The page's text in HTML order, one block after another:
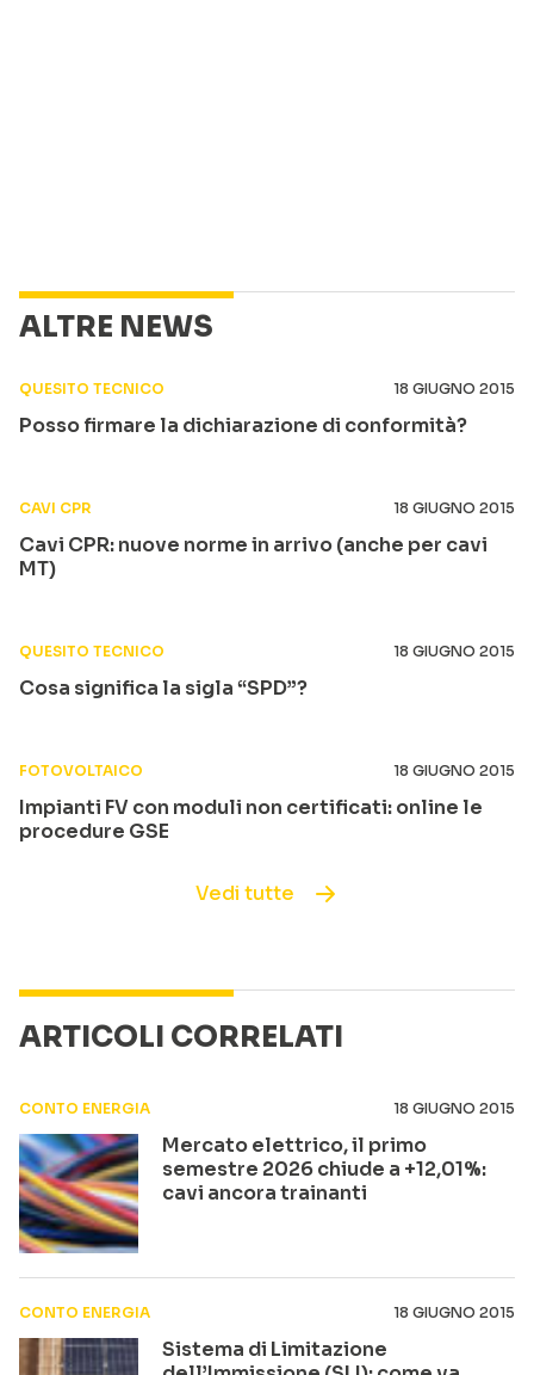
ALTRE NEWS
QUESITO TECNICO 18 GIUGNO 2015
Posso firmare la dichiarazione di conformità?
CAVI CPR 18 GIUGNO 2015
Cavi CPR: nuove norme in arrivo (anche per cavi
MT)
QUESITO TECNICO 18 GIUGNO 2015
Cosa significa la sigla “SPD”?
FOTOVOLTAICO 18 GIUGNO 2015
Impianti FV con moduli non certificati: online le
procedure GSE
Vedi tutte
ARTICOLI CORRELATI
CONTO ENERGIA 18 GIUGNO 2015
Mercato elettrico, il primo
semestre 2026 chiude a +12,01%:
cavi ancora trainanti
CONTO ENERGIA 18 GIUGNO 2015
Sistema di Limitazione